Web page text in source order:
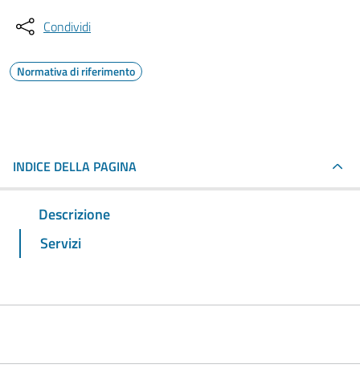
Condividi
Normativa di riferimento
INDICE DELLA PAGINA
Descrizione
Servizi